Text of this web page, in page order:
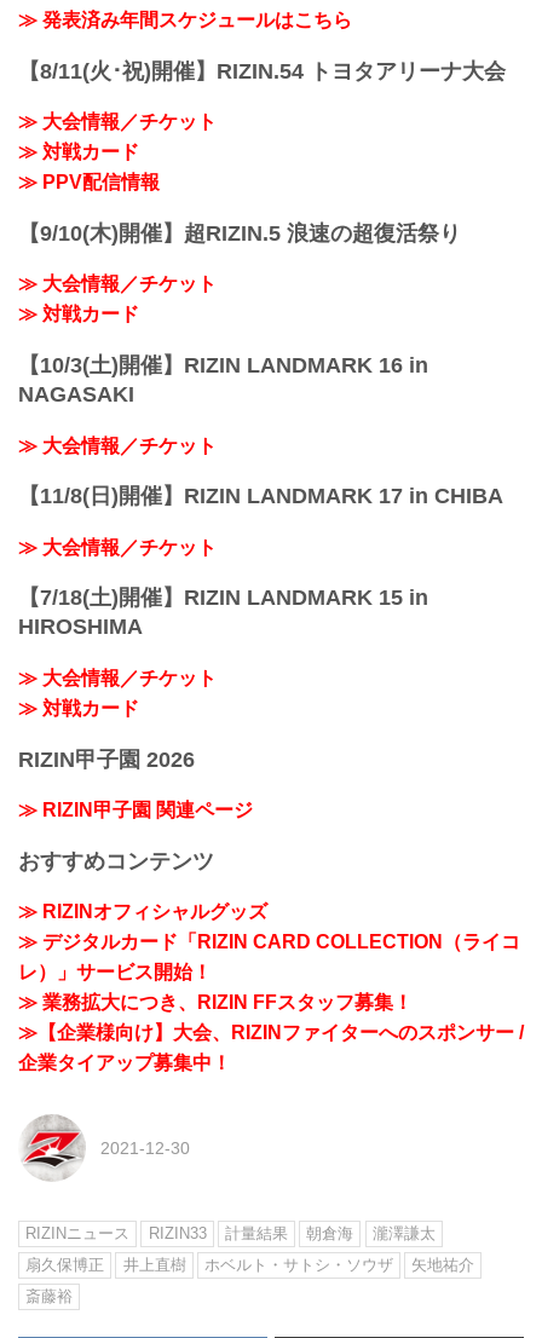
会場
JR京浜東北線・JR上野東京ライン（宇都
宮線・高崎線）「さいたま新都心」駅か
事前番組
日付 時間 放送・配信媒体 番組名・その
12/20（月） 20:30〜 RIZIN FF公式
≫ 発表済み年間スケジュールはこちら
【8/11(火･祝)開催】RIZIN.54 トヨタアリーナ大会
≫ 大会情報／チケット
≫ 対戦カード
≫ PPV配信情報
【9/10(木)開催】超RIZIN.5 浪速の超復活祭り
≫ 大会情報／チケット
≫ 対戦カード
【10/3(土)開催】RIZIN LANDMARK 16 in
NAGASAKI
≫ 大会情報／チケット
【11/8(日)開催】RIZIN LANDMARK 17 in CHIBA
≫ 大会情報／チケット
【7/18(土)開催】RIZIN LANDMARK 15 in
HIROSHIMA
≫ 大会情報／チケット
≫ 対戦カード
RIZIN甲子園 2026
≫ RIZIN甲子園 関連ページ
おすすめコンテンツ
≫ RIZINオフィシャルグッズ
≫ デジタルカード「RIZIN CARD COLLECTION（ライコ
レ）」サービス開始！
≫ 業務拡大につき、RIZIN FFスタッフ募集！
≫【企業様向け】大会、RIZINファイターへのスポンサー /
企業タイアップ募集中！
2021-12-30
RIZINニュース RIZIN33 計量結果 朝倉海
瀧澤謙太
扇久保博正
井上直樹 ホベルト・サトシ・ソウザ
矢地祐介
斎藤裕